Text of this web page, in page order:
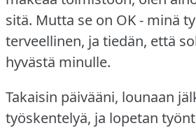
sitä. Mutta se on OK - minä
terveellinen, ja tiedän, että
hyvästä minulle.
Takaisin päivääni, lounaan
työskentelyä, ja lopetan